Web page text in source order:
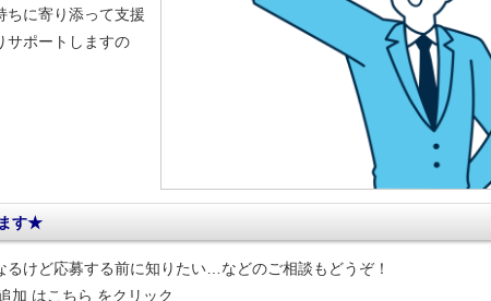
ちに寄り添って支援
サポートしますの
す★
けど応募する前に知りたい…などのご相談もどうぞ！
加 はこちら をクリック